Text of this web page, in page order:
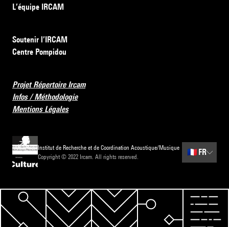
L’équipe IRCAM
Soutenir l’IRCAM
Centre Pompidou
Projet Répertoire Ircam
Infos / Méthodologie
Mentions Légales
Institut de Recherche et de Coordination Acoustique/Musique
Copyright © 2022 Ircam. All rights reserved.
🇫🇷 FR